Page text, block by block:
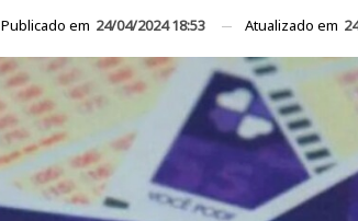
Publicado em 24/04/2024 18:53 Atualizado em